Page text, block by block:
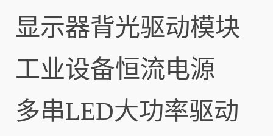
显示器背光驱动模块
工业设备恒流电源
多串LED大功率驱动